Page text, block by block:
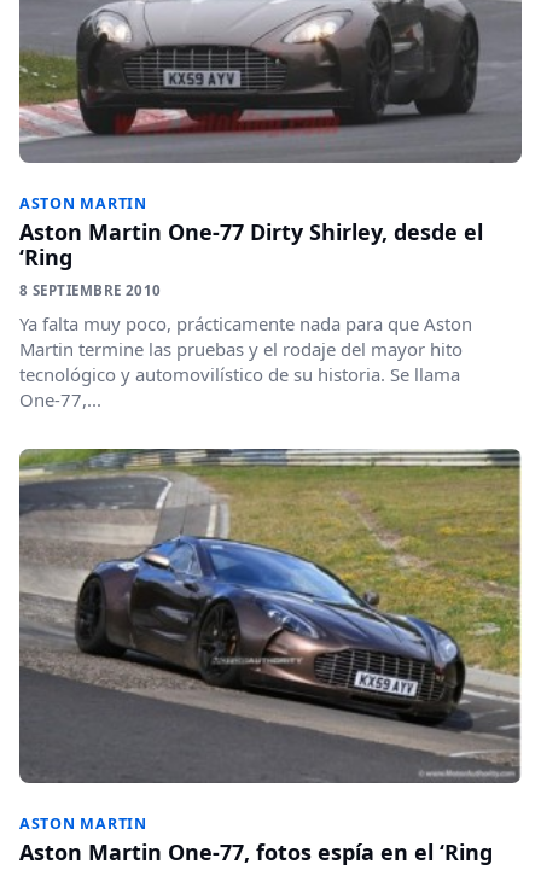
ASTON MARTIN
Aston Martin One-77 Dirty Shirley, desde el
‘Ring
8 SEPTIEMBRE 2010
Ya falta muy poco, prácticamente nada para que Aston
Martin termine las pruebas y el rodaje del mayor hito
tecnológico y automovilístico de su historia. Se llama
One-77,...
ASTON MARTIN
Aston Martin One-77, fotos espía en el ‘Ring